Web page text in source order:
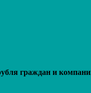
граждан и